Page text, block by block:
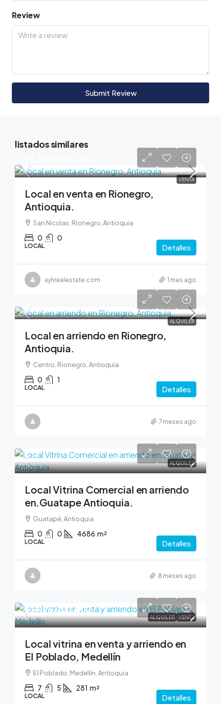
Review
Submit Review
listados similares
VENTA
Local en venta en Rionegro,
Antioquia.
San Nicolas, Rionegro, Antioquia
0 0
LOCAL Detalles
ayhrealestate.com 1 mes ago
ALQUILER
Local en arriendo en Rionegro,
Antioquia.
Centro, Rionegro, Antioquia
0 1
LOCAL Detalles
7 meses ago
ALQUILER
0
Local Vitrina Comercial en arriendo
en.Guatape Antioquia.
Guatapé, Antioquia
0 0 4686 m²
LOCAL Detalles
8 meses ago
ALQUILER VENTA
$3,495,000,000
Local vitrina en venta y arriendo en
El Poblado, Medellín
El Poblado, Medellín, Antioquia
7 5 281 m²
LOCAL Detalles